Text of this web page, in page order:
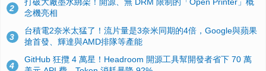
2
念機亮相
3
台積電2奈米太猛了！流片量是3奈米同期的4倍，Google與蘋果
搶首發、輝達與AMD排隊等產能
4
GitHub 狂攬 4 萬星！Headroom 開源工具幫開發者省下 70 萬